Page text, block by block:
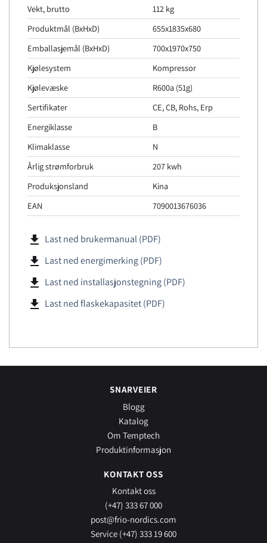
Vekt, brutto
112 kg
Produktmål (BxHxD)
655x1835x680
Emballasjemål (BxHxD)
700x1970x750
Kjølesystem
Kompressor
Kjølevæske
R600a (51g)
Sertifikater
CE, CB, Rohs, Erp
Energiklasse
B
Klimaklasse
N
Årlig strømforbruk
207 kwh
Produksjonsland
Kina
EAN
7090013676036
file_download Last ned brukermanual (PDF)
file_download Last ned energimerking (PDF)
file_download Last ned installasjonstegning (PDF)
file_download Last ned flaskekapasitet (PDF)
SNARVEIER
Blogg
Katalog
Om Temptech
Produktinformasjon
KONTAKT OSS
Kontakt oss
(+47) 333 67 000
post@frio-nordics.com
Service (+47) 333 19 600